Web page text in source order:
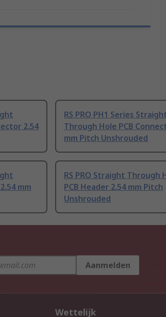
2.54
RS PRO PH1 Series
Through Hole PCB
mm Pitch Unshrouded
mm
RS PRO Straight Through
PCB Header 2.54 mm Pitch
Unshrouded
Aanmelden
Wettelijk